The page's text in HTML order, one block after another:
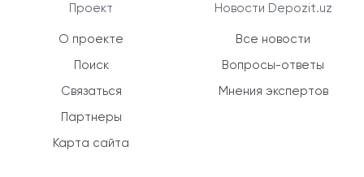
Проект
О проекте
Поиск
Связаться
Партнеры
Карта сайта
Новости Depozit.uz
Все новости
Вопросы-ответы
Мнения экспертов